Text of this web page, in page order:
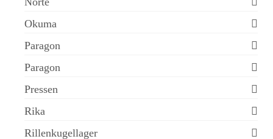
Okuma
Paragon
Paragon
Pressen
Rika
Rillenkugellager